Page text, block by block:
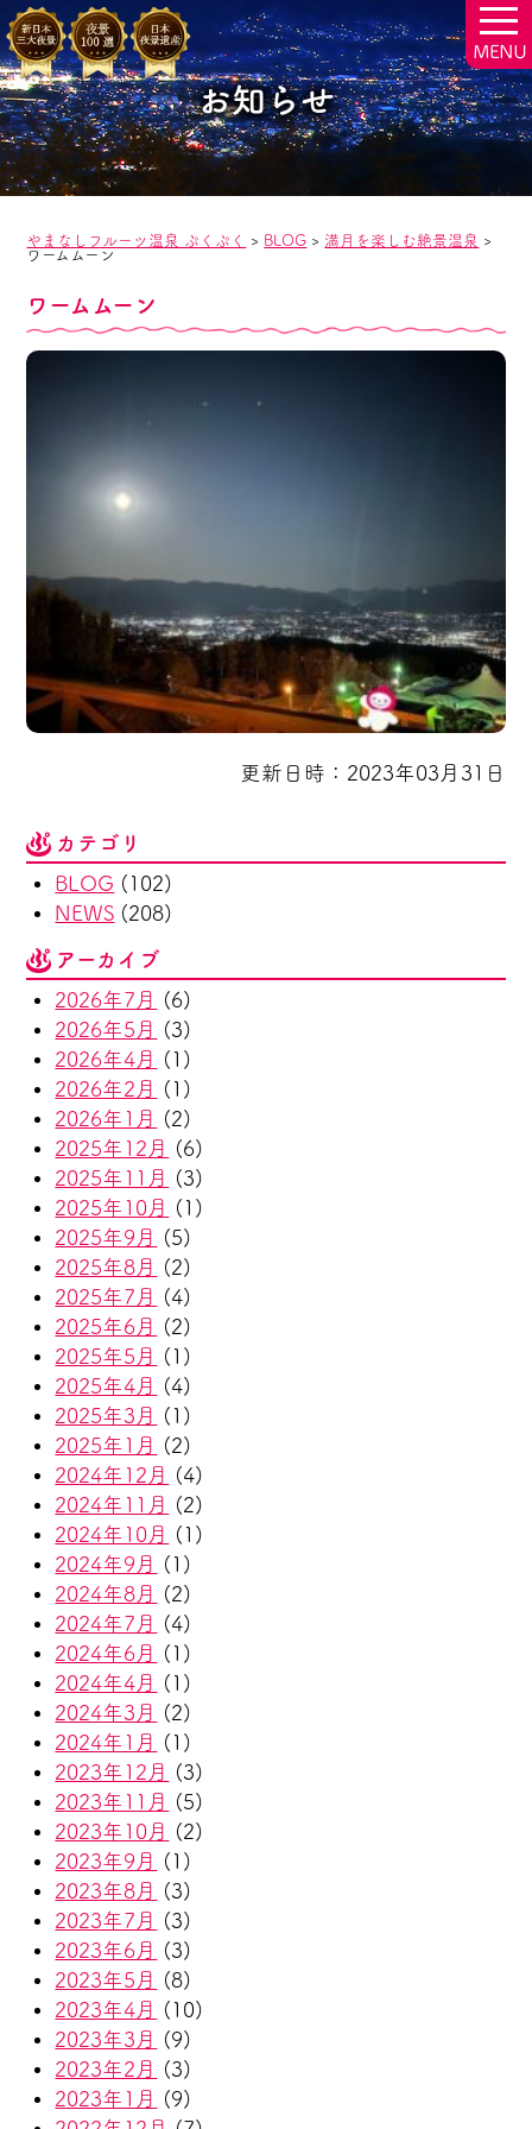
お知らせ
やまなしフルーツ温泉 ぷくぷく > BLOG > 満月を楽しむ絶景温泉 >
ワームムーン
ワームムーン
更新日時：2023年03月31日
カテゴリ
BLOG (102)
NEWS (208)
アーカイブ
2026年7月
(6)
2026年5月
(3)
2026年4月
(1)
2026年2月
(1)
2026年1月
(2)
2025年12月
(6)
2025年11月
(3)
2025年10月
(1)
2025年9月
(5)
2025年8月
(2)
2025年7月
(4)
2025年6月
(2)
2025年5月
(1)
2025年4月
(4)
2025年3月
(1)
2025年1月
(2)
2024年12月
(4)
2024年11月
(2)
2024年10月
(1)
2024年9月
(1)
2024年8月
(2)
2024年7月
(4)
2024年6月
(1)
2024年4月
(1)
2024年3月
(2)
2024年1月
(1)
2023年12月
(3)
2023年11月
(5)
2023年10月
(2)
2023年9月
(1)
2023年8月
(3)
2023年7月
(3)
2023年6月
(3)
2023年5月
(8)
2023年4月
(10)
2023年3月
(9)
2023年2月
(3)
2023年1月
(9)